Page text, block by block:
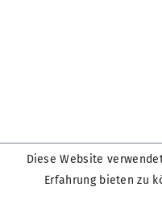
Diese Website
Erfahrung bieten zu